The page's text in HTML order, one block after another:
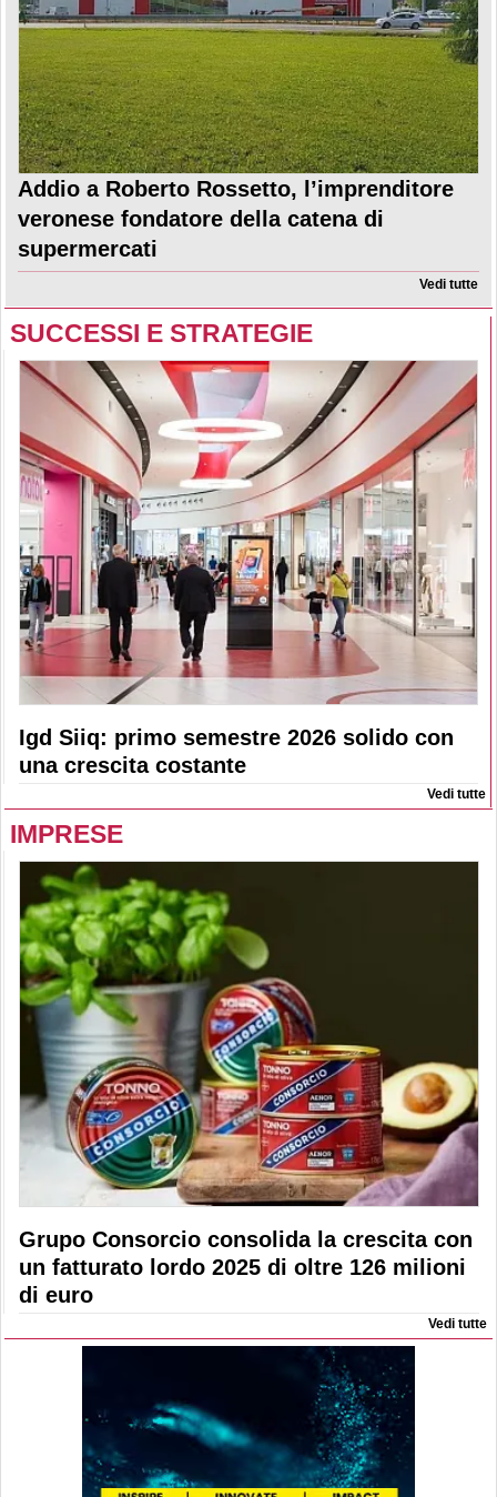
Addio a Roberto Rossetto, l’imprenditore
veronese fondatore della catena di
supermercati
Vedi tutte
SUCCESSI E STRATEGIE
Igd Siiq: primo semestre 2026 solido con
una crescita costante
Vedi tutte
IMPRESE
Grupo Consorcio consolida la crescita con
un fatturato lordo 2025 di oltre 126 milioni
di euro
Vedi tutte